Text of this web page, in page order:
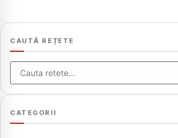
CAUTĂ REȚETE
CATEGORII